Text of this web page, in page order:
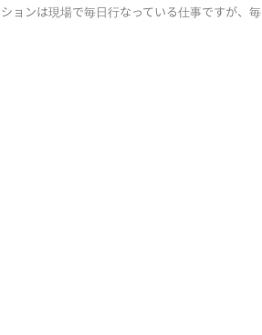
ョンは現場で毎日行なっている仕事ですが、毎